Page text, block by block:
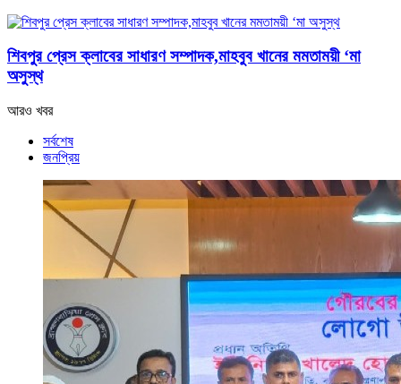
শিবপুর প্রেস ক্লাবের সাধারণ সম্পাদক,মাহবুব খানের মমতাময়ী ‘মা
অসুস্থ
আরও খবর
সর্বশেষ
জনপ্রিয়